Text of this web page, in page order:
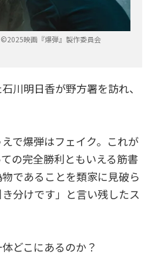
映画『爆弾』製作委員会
川明日香が野方署を訪れ、
で爆弾はフェイク。これが
の完全勝利ともいえる筋書
であることを類家に見破ら
分けです」と言い残したス
どこにあるのか？